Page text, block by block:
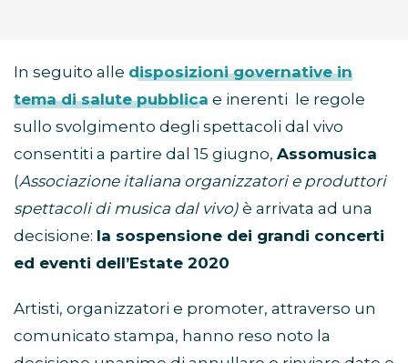
In seguito alle disposizioni governative in
tema di salute pubblica e inerenti le regole
sullo svolgimento degli spettacoli dal vivo
consentiti a partire dal 15 giugno, Assomusica
(Associazione italiana organizzatori e produttori
spettacoli di musica dal vivo) è arrivata ad una
decisione: la sospensione dei grandi concerti
ed eventi dell’Estate 2020
Artisti, organizzatori e promoter, attraverso un
comunicato stampa, hanno reso noto la